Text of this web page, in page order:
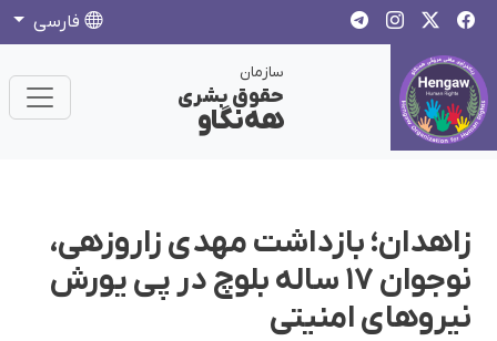
فارسی
سازمان
حقوق بشری
هەنگاو
زاهدان؛ بازداشت مهدی زاروزهی،
نوجوان ١٧ سالە بلوچ در پی یورش
نیروهای امنیتی